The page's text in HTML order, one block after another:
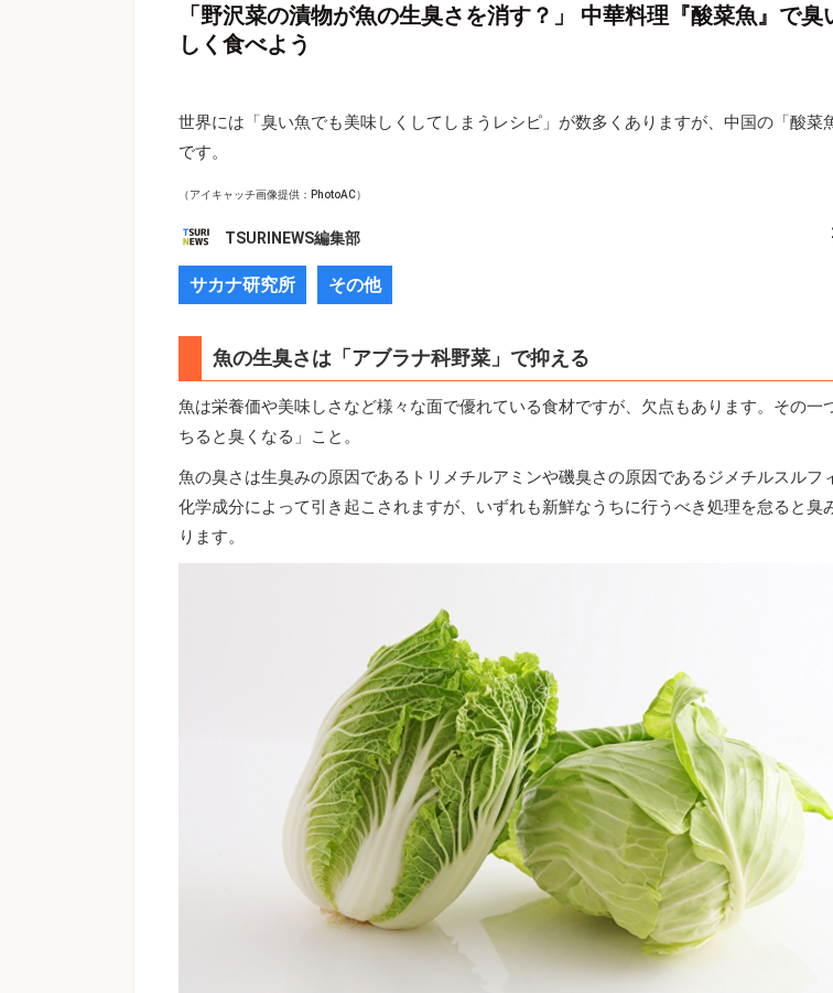
「野沢菜の漬物が魚の生臭さを消す？」 中華料理『酸菜魚』で臭
しく食べよう
世界には「臭い魚でも美味しくしてしまうレシピ」が数多くありますが、中国の「酸菜
です。
（アイキャッチ画像提供：PhotoAC）
TSURINEWS編集部
サカナ研究所 その他
魚の生臭さは「アブラナ科野菜」で抑える
魚は栄養価や美味しさなど様々な面で優れている食材ですが、欠点もあります。その一
ちると臭くなる」こと。
魚の臭さは生臭みの原因であるトリメチルアミンや磯臭さの原因であるジメチルスルフ
化学成分によって引き起こされますが、いずれも新鮮なうちに行うべき処理を怠ると臭
ります。